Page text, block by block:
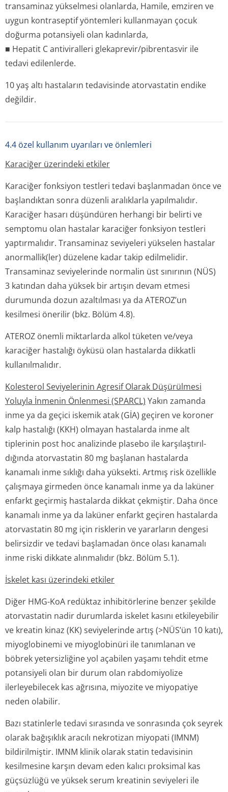
transaminaz yükselmesi olanlarda, Hamile, emziren ve
uygun kontraseptif yöntemleri kullanmayan çocuk
doğurma potansiyeli olan kadınlarda,
■ Hepatit C antiviralleri glekaprevir/pi­brentasvir ile
tedavi edilenlerde.
10 yaş altı hastaların tedavisinde atorvastatin endike
değildir.
4.4 özel kullanım uyarıları ve önlemleri
Karaciğer üzerindeki etkiler
Karaciğer fonksiyon testleri tedavi başlanmadan önce ve
başlandıktan sonra düzenli aralıklarla yapılmalıdır.
Karaciğer hasarı düşündüren herhangi bir belirti ve
semptomu olan hastalar karaciğer fonksiyon testleri
yaptırmalıdır. Transaminaz seviyeleri yükselen hastalar
anormallik(ler) düzelene kadar takip edilmelidir.
Transaminaz seviyelerinde normalin üst sınırının (NÜS)
3 katından daha yüksek bir artışın devam etmesi
durumunda dozun azaltılması ya da ATEROZ’un
kesilmesi önerilir (bkz. Bölüm 4.8).
ATEROZ önemli miktarlarda alkol tüketen ve/veya
karaciğer hastalığı öyküsü olan hastalarda dikkatli
kullanılmalıdır.
Kolesterol Seviyelerinin Agresif Olarak Düşürülmesi
Yoluyla İnmenin Önlenmesi (SPARCL) Yakın zamanda
inme ya da geçici iskemik atak (GİA) geçiren ve koroner
kalp hastalığı (KKH) olmayan hastalarda inme alt
tiplerinin post hoc analizinde plasebo ile karşılaştırıl­
dığında atorvastatin 80 mg başlanan hastalarda
kanamalı inme sıklığı daha yüksekti. Artmış risk özellikle
çalışmaya girmeden önce kanamalı inme ya da laküner
enfarkt geçirmiş hastalarda dikkat çekmiştir. Daha önce
kanamalı inme ya da laküner enfarkt geçiren hastalarda
atorvastatin 80 mg için risklerin ve yararların dengesi
belirsizdir ve tedavi başlamadan önce olası kanamalı
inme riski dikkate alınmalıdır (bkz. Bölüm 5.1).
İskelet kası üzerindeki etkiler
Diğer HMG-KoA redüktaz inhibitörlerine benzer şekilde
atorvastatin nadir durumlarda iskelet kasını etkileyebilir
ve kreatin kinaz (KK) seviyelerinde artış (>NÜS’ün 10 katı),
miyoglobinemi ve miyoglobinüri ile tanımlanan ve
böbrek yetersizliğine yol açabilen yaşamı tehdit etme
potansiyeli olan bir durum olan rabdomiyolize
ilerleyebilecek kas ağrısına, miyozite ve miyopatiye
neden olabilir.
Bazı statinlerle tedavi sırasında ve sonrasında çok seyrek
olarak bağışıklık aracılı nekrotizan miyopati (IMNM)
bildirilmiştir. IMNM klinik olarak statin tedavisinin
kesilmesine karşın devam eden kalıcı proksimal kas
güçsüzlüğü ve yüksek serum kreatinin seviyeleri ile